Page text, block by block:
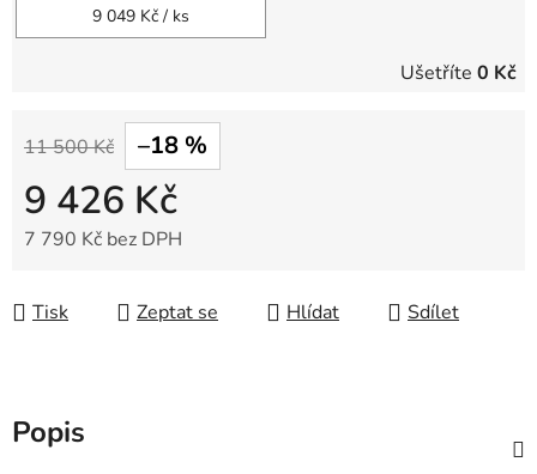
9 049 Kč / ks
Ušetříte 0 Kč
11 500 Kč –18 %
9 426 Kč
7 790 Kč bez DPH
Tisk
Zeptat se Hlídat Sdílet
Popis